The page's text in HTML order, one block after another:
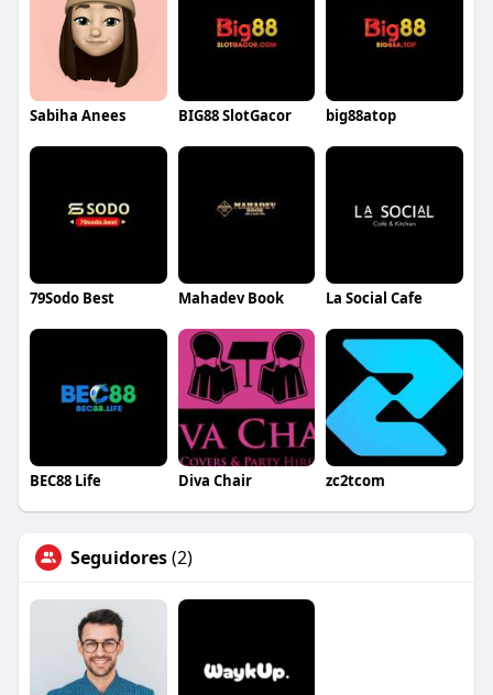
Sabiha Anees BIG88 SlotGacor big88atop
79Sodo Best Mahadev Book La Social Cafe
BEC88 Life Diva Chair zc2tcom
Seguidores(2)